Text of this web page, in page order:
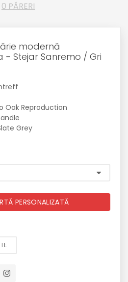
0 PĂRERI
modernă
- Stejar Sanremo / Gri
Oak Reproduction
Grey
PERSONALIZATĂ